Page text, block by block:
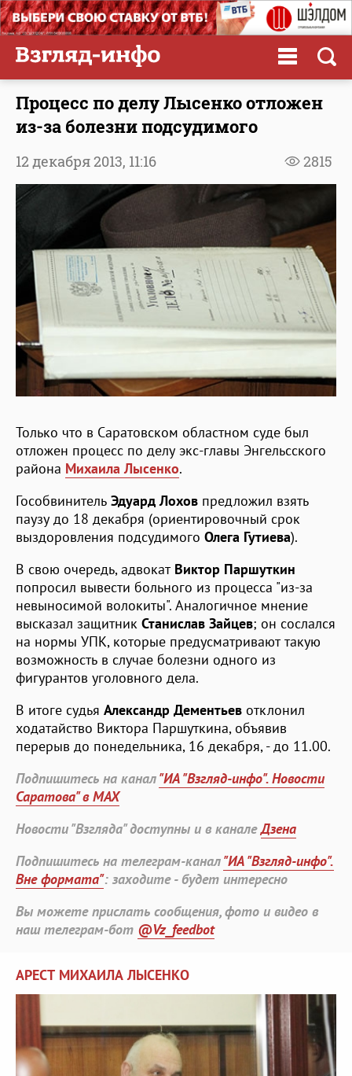
Процесс по делу Лысенко отложен
из-за болезни подсудимого
2815
12 декабря 2013, 11:16
Только что в Саратовском областном суде был
отложен процесс по делу экс-главы Энгельсского
района Михаила Лысенко.
Гособвинитель Эдуард Лохов предложил взять
паузу до 18 декабря (ориентировочный срок
выздоровления подсудимого Олега Гутиева).
В свою очередь, адвокат Виктор Паршуткин
попросил вывести больного из процесса "из-за
невыносимой волокиты". Аналогичное мнение
высказал защитник Станислав Зайцев; он сослался
на нормы УПК, которые предусматривают такую
возможность в случае болезни одного из
фигурантов уголовного дела.
В итоге судья Александр Дементьев отклонил
ходатайство Виктора Паршуткина, объявив
перерыв до понедельника, 16 декабря, - до 11.00.
Подпишитесь на канал"ИА "Взгляд-инфо". Новости
Саратова" в MAX
Новости "Взгляда" доступны и в каналеДзена
Подпишитесь на телеграм-канал"ИА "Взгляд-инфо".
Вне формата": заходите - будет интересно
Вы можете прислать сообщения, фото и видео в
наш телеграм-бот @Vz_feedbot
АРЕСТ МИХАИЛА ЛЫСЕНКО